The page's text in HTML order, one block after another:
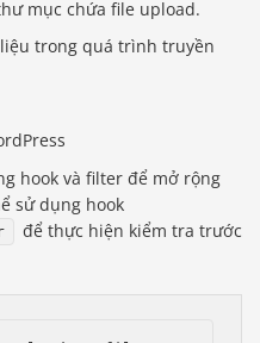
mục chứa file upload.
liệu trong quá trình truyền
hook và filter để mở rộng
sử dụng hook
để thực hiện kiểm tra trước